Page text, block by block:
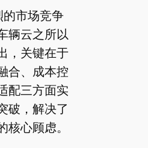
的市场竞争
辆云之所以
，关键在于
合、成本控
配三方面实
破，解决了
核心顾虑。